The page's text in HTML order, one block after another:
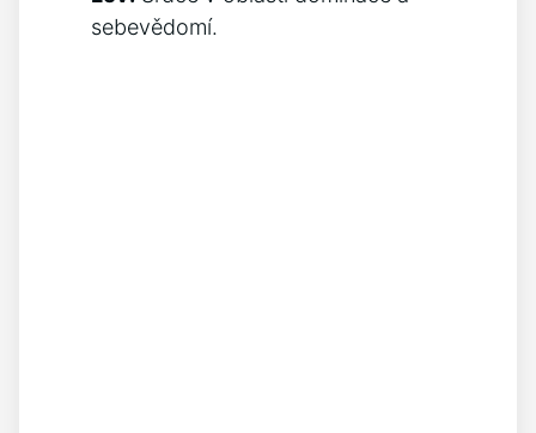
sebevědomí.